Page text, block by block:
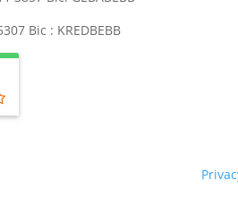
Bic : KREDBEBB